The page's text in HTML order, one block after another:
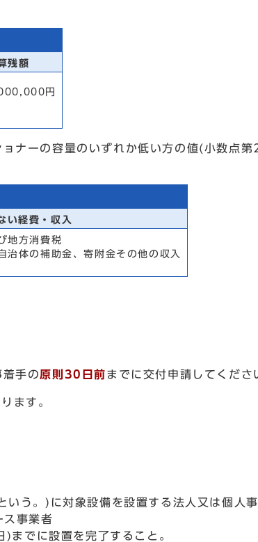
残額
円
ナーの容量のいずれか低い方の値(小数点第
い経費・収入
地方消費税
治体の補助金、寄附金その他の収入
手の原則30日前までに交付申請してくださ
ます。
う。)に対象設備を設置する法人又は個人事
ス事業者
までに設置を完了すること。